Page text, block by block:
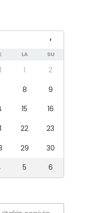
tiimipäivän 30
TV, HDMI-kaapeli
sekä täysin
ja lasit ovat
juhliin.
ja hevosiin
›
LA SU
1
2
8
9
15
16
22
23
29
30
5 6